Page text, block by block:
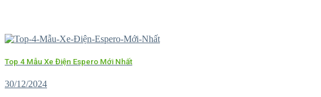
Top 4 Mẫu Xe Điện Espero Mới Nhất
30/12/2024